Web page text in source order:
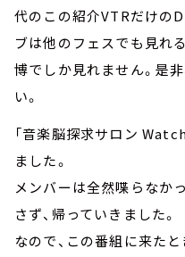
代のこの紹介VTRだけの
ブは他のフェスでも見れ
博でしか見れません。是
い。
「音楽脳探求サロン
ました。
メンバーは全然喋らなか
さず、帰っていきました。
なので、この番組に来た